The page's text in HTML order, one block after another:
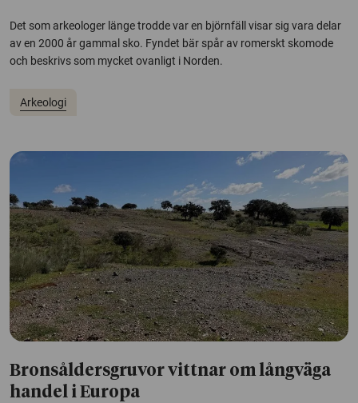
Det som arkeologer länge trodde var en björnfäll visar sig vara delar
av en 2000 år gammal sko. Fyndet bär spår av romerskt skomode
och beskrivs som mycket ovanligt i Norden.
Arkeologi
Bronsåldersgruvor vittnar om långväga
handel i Europa